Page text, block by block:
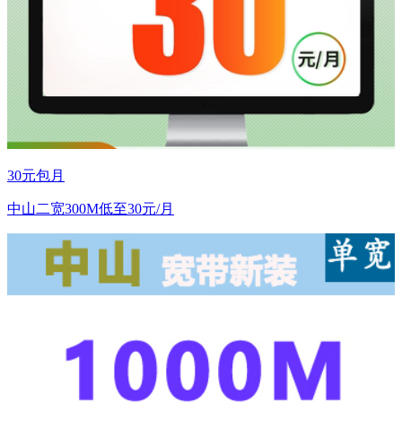
30元包月
中山二宽300M低至30元/月